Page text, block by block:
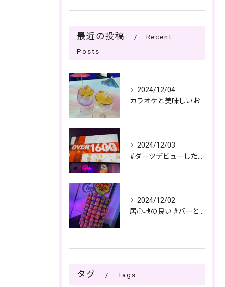
最近の投稿
Recent
Posts
2024/12/04
2024/12/03
2024/12/02
タグ Tags